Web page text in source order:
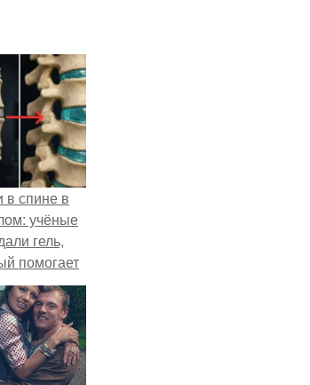
в спине в
учёные
гель,
помогает
диски.